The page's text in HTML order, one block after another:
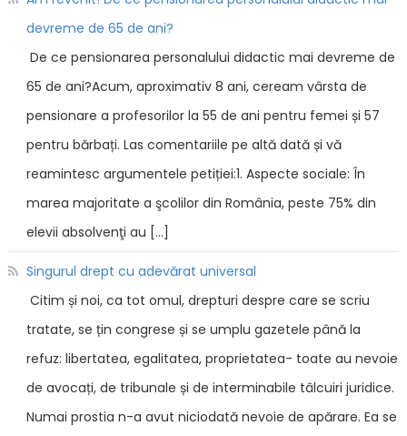
devreme de 65 de ani?
De ce pensionarea personalului didactic mai devreme de
65 de ani?Acum, aproximativ 8 ani, ceream vârsta de
pensionare a profesorilor la 55 de ani pentru femei și 57
pentru bărbați. Las comentariile pe altă dată și vă
reamintesc argumentele petiției:1. Aspecte sociale: În
marea majoritate a şcolilor din România, peste 75% din
elevii absolvenţi au […]
Singurul drept cu adevărat universal
Citim și noi, ca tot omul, drepturi despre care se scriu
tratate, se țin congrese și se umplu gazetele până la
refuz: libertatea, egalitatea, proprietatea- toate au nevoie
de avocați, de tribunale și de interminabile tâlcuiri juridice.
Numai prostia n-a avut niciodată nevoie de apărare. Ea se